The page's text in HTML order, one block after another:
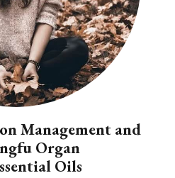
Management and
Organ
Oils